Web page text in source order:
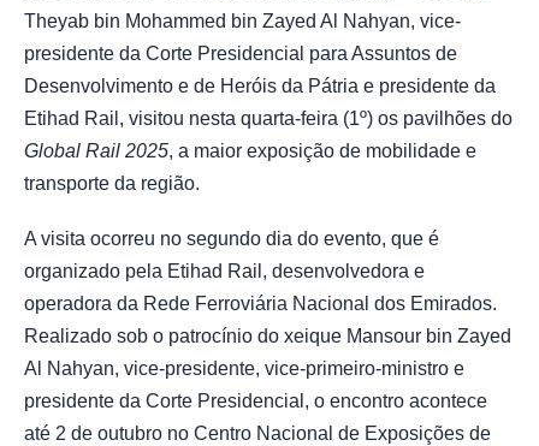
Theyab bin Mohammed bin Zayed Al Nahyan, vice-
presidente da Corte Presidencial para Assuntos de
Desenvolvimento e de Heróis da Pátria e presidente da
Etihad Rail, visitou nesta quarta-feira (1º) os pavilhões do
Global Rail 2025, a maior exposição de mobilidade e
transporte da região.
A visita ocorreu no segundo dia do evento, que é
organizado pela Etihad Rail, desenvolvedora e
operadora da Rede Ferroviária Nacional dos Emirados.
Realizado sob o patrocínio do xeique Mansour bin Zayed
Al Nahyan, vice-presidente, vice-primeiro-ministro e
presidente da Corte Presidencial, o encontro acontece
até 2 de outubro no Centro Nacional de Exposições de